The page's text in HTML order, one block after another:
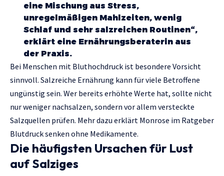
eine Mischung aus Stress,
unregelmäßigen Mahlzeiten, wenig
Schlaf und sehr salzreichen Routinen“,
erklärt eine Ernährungsberaterin aus
der Praxis.
Bei Menschen mit Bluthochdruck ist besondere Vorsicht
sinnvoll. Salzreiche Ernährung kann für viele Betroffene
ungünstig sein. Wer bereits erhöhte Werte hat, sollte nicht
nur weniger nachsalzen, sondern vor allem versteckte
Salzquellen prüfen. Mehr dazu erklärt Monrose im Ratgeber
Blutdruck senken ohne Medikamente.
Die häufigsten Ursachen für Lust
auf Salziges